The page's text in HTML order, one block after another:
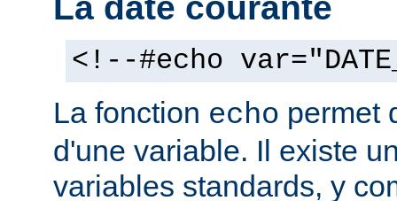
<!--#echo
La fonction echo permet
d'une variable. Il existe
variables standards, y